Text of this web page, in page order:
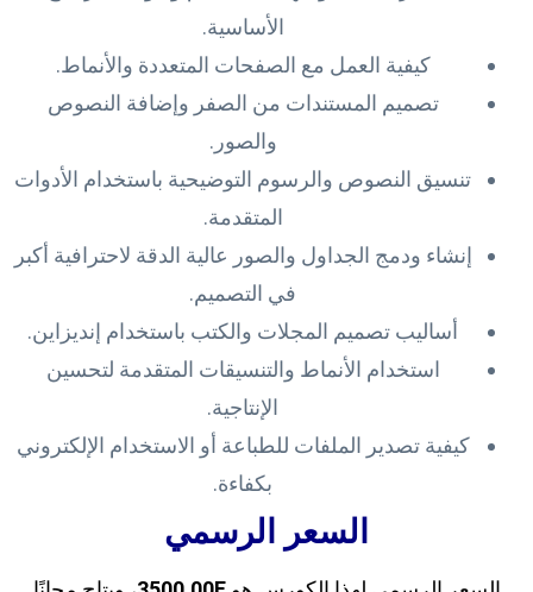
الأساسية.
كيفية العمل مع الصفحات المتعددة والأنماط.
تصميم المستندات من الصفر وإضافة النصوص
والصور.
تنسيق النصوص والرسوم التوضيحية باستخدام الأدوات
المتقدمة.
إنشاء ودمج الجداول والصور عالية الدقة لاحترافية أكبر
في التصميم.
أساليب تصميم المجلات والكتب باستخدام إنديزاين.
استخدام الأنماط والتنسيقات المتقدمة لتحسين
الإنتاجية.
كيفية تصدير الملفات للطباعة أو الاستخدام الإلكتروني
بكفاءة.
السعر الرسمي